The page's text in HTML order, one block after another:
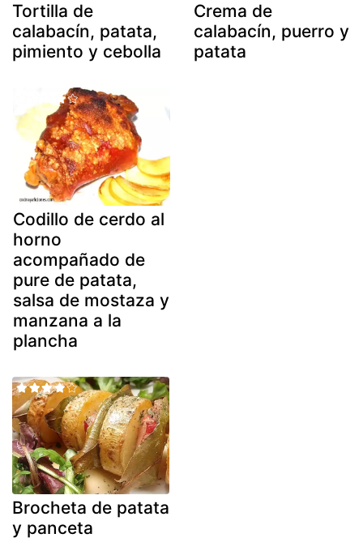
Tortilla de
calabacín, patata,
pimiento y cebolla
Crema de
calabacín, puerro y
patata
Codillo de cerdo al
horno
acompañado de
pure de patata,
salsa de mostaza y
manzana a la
plancha
Brocheta de patata
y panceta